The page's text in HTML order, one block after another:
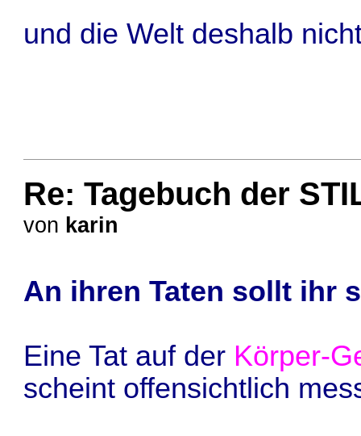
und die Welt deshalb
Re: Tagebuch der
von karin
An ihren Taten sollt ihr
Eine Tat auf der Körper-
scheint offensichtlich